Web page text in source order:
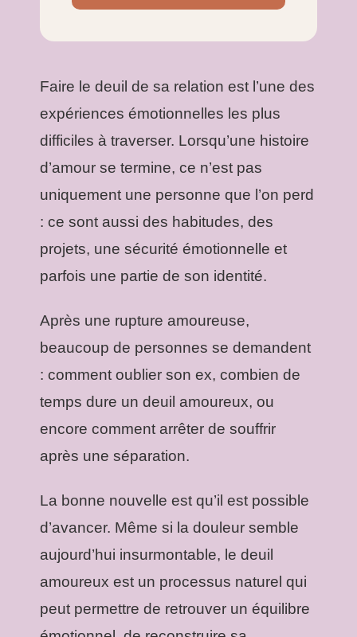
Faire le deuil de sa relation est l’une des
expériences émotionnelles les plus
difficiles à traverser. Lorsqu’une histoire
d’amour se termine, ce n’est pas
uniquement une personne que l’on perd
: ce sont aussi des habitudes, des
projets, une sécurité émotionnelle et
parfois une partie de son identité.
Après une rupture amoureuse,
beaucoup de personnes se demandent
: comment oublier son ex, combien de
temps dure un deuil amoureux, ou
encore comment arrêter de souffrir
après une séparation.
La bonne nouvelle est qu’il est possible
d’avancer. Même si la douleur semble
aujourd’hui insurmontable, le deuil
amoureux est un processus naturel qui
peut permettre de retrouver un équilibre